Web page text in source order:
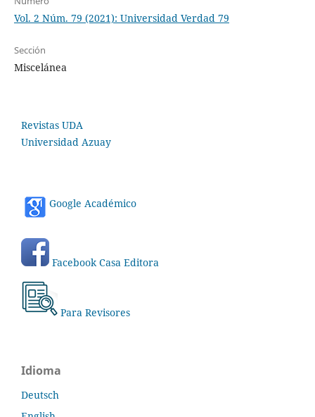
Vol. 2 Núm. 79 (2021): Universidad Verdad 79
Sección
Miscelánea
Revistas UDA
Universidad Azuay
Google Académico
Facebook Casa Editora
Para Revisores
Idioma
Deutsch